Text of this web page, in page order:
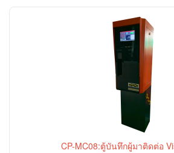
CP-MC08:ตู้บันทึกผู้มาติดต่อ